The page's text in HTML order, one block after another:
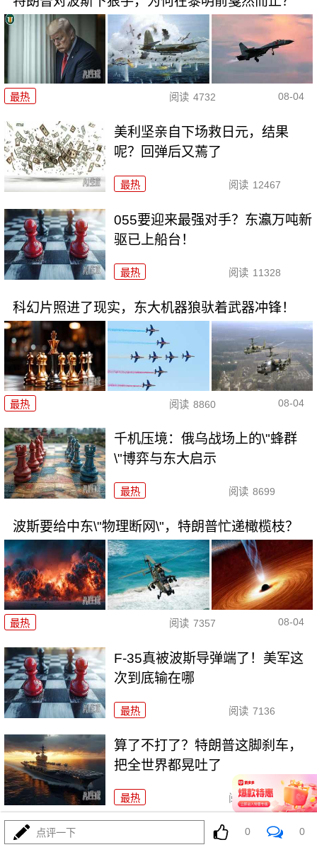
最热 阅读 4732 08-04
美利坚亲自下场救日元，结果
呢？回弹后又蔫了
最热 阅读 12467
055要迎来最强对手？东瀛万吨新
驱已上船台！
最热 阅读 11328
科幻片照进了现实，东大机器狼驮着武器冲锋！
最热 阅读 8860 08-04
千机压境：俄乌战场上的\"蜂群
\"博弈与东大启示
最热 阅读 8699
波斯要给中东\"物理断网\"，特朗普忙递橄榄枝？
最热 阅读 7357 08-04
F-35真被波斯导弹端了！美军这
次到底输在哪
最热 阅读 7136
算了不打了？特朗普这脚刹车，
把全世界都晃吐了
最热 阅读 15978
一张图让印度陷入死寂，五枚金
点评一下 0 0